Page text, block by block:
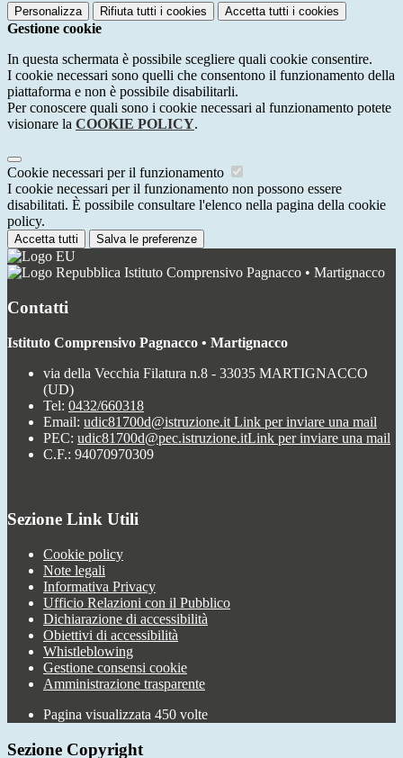
Personalizza Rifiuta tutti i cookies Accetta tutti i cookies
Gestione cookie
In questa schermata è possibile scegliere quali cookie consentire.
I cookie necessari sono quelli che consentono il funzionamento della
piattaforma e non è possibile disabilitarli.
Per conoscere quali sono i cookie necessari al funzionamento potete
visionare la COOKIE POLICY.
Cookie necessari per il funzionamento
I cookie necessari per il funzionamento non possono essere
disabilitati. È possibile consultare l'elenco nella pagina della cookie
policy.
Accetta tutti Salva le preferenze
Istituto Comprensivo Pagnacco • Martignacco
Contatti
Istituto Comprensivo Pagnacco • Martignacco
via della Vecchia Filatura n.8 - 33035 MARTIGNACCO
(UD)
Tel: 0432/660318
Email: udic81700d@istruzione.it Link per inviare una mail
PEC: udic81700d@pec.istruzione.itLink per inviare una mail
C.F.: 94070970309
Sezione Link Utili
Cookie policy
Note legali
Informativa Privacy
Ufficio Relazioni con il Pubblico
Dichiarazione di accessibilità
Obiettivi di accessibilità
Whistleblowing
Gestione consensi cookie
Amministrazione trasparente
Pagina visualizzata 450 volte
Sezione Copyright